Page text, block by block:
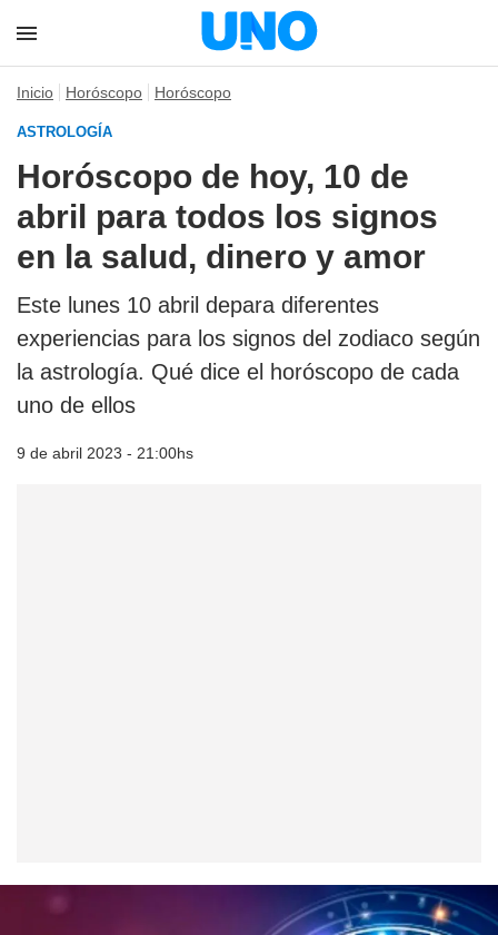
Inicio Horóscopo Horóscopo
ASTROLOGÍA
Horóscopo de hoy, 10 de
abril para todos los signos
en la salud, dinero y amor
Este lunes 10 abril depara diferentes
experiencias para los signos del zodiaco según
la astrología. Qué dice el horóscopo de cada
uno de ellos
9 de abril 2023 - 21:00hs